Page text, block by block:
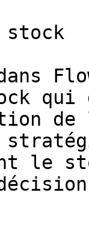
dans
qui
de
le